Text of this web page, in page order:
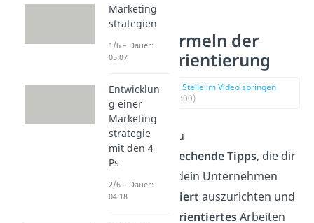
Erfolgsformeln der
Kundenorientierung
zur Stelle im Video springen
(02:00)
Hier findest du
erfolgsversprechende Tipps, die dir
dabei helfen, dein Unternehmen
kundenorientiert auszurichten und
kundenorientiertesArbeiten
Marketing
strategien
1/6 – Dauer:
05:07
Entwicklun
g einer
Marketing
strategie
mit den 4
Ps
2/6 – Dauer:
04:18